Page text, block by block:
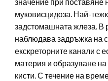
муковисцидоза. Най-
задстомашната жлеза. В
наблюдава задръжка на
екскреторните канали с
материя и образуване
кисти. С течение на